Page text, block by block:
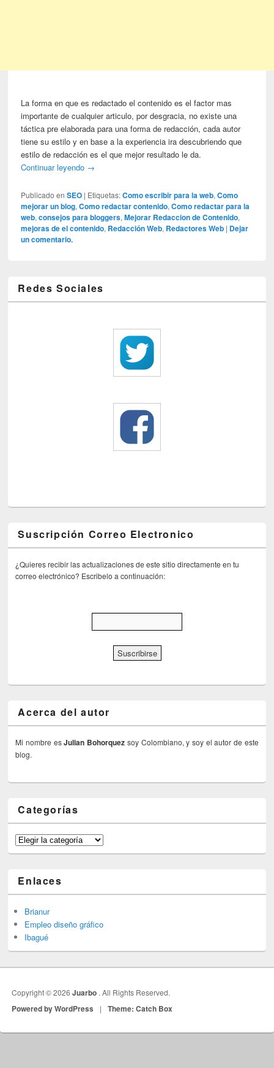
La forma en que es redactado el contenido es el factor mas
importante de cualquier articulo, por desgracia, no existe una
táctica pre elaborada para una forma de redacción, cada autor
tiene su estilo y en base a la experiencia ira descubriendo que
estilo de redacción es el que mejor resultado le da.
Continuar leyendo →
Publicado en SEO | Etiquetas: Como escribir para la web,Como
mejorar un blog,Como redactar contenido,Como redactar para la
web,consejos para bloggers,Mejorar Redaccion de Contenido,
mejoras de el contenido, Redacción Web, Redactores Web | Dejar
un comentario.
Redes Sociales
Suscripción Correo Electronico
¿Quieres recibir las actualizaciones de este sitio directamente en tu
correo electrónico? Escribelo a continuación:
Acerca del autor
Mi nombre esJulian Bohorquez soy Colombiano, y soy el autor de este
blog.
Categorías
Categorías
Enlaces
Brianur
Empleo diseño gráfico
Ibagué
Copyright © 2026Juarbo . All Rights Reserved.
Powered by WordPress | Theme: Catch Box